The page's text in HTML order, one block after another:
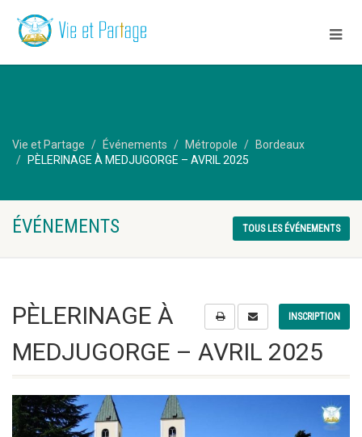
Vie et Partage Événements Métropole
Bordeaux
PÈLERINAGE À MEDJUGORGE – AVRIL 2025
ÉVÉNEMENTS TOUS LES ÉVÉNEMENTS
INSCRIPTION
PÈLERINAGE À
MEDJUGORGE – AVRIL 2025